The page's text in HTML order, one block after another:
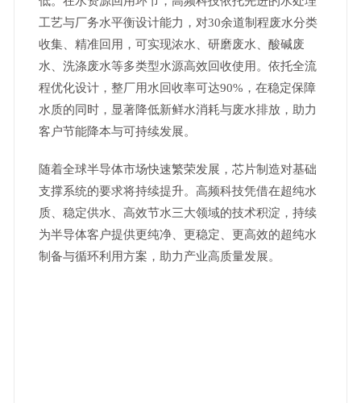
工艺与厂务水平衡设计能力，对30余道制程废水分类
收集、精准回用，可实现浓水、研磨废水、酸碱废
水、洗涤废水等多类型水源高效回收使用。依托全流
程优化设计，整厂用水回收率可达90%，在稳定保障
水质的同时，显著降低新鲜水消耗与废水排放，助力
客户节能降本与可持续发展。
随着全球半导体市场快速繁荣发展，芯片制造对基础
支撑系统的要求将持续提升。高频科技凭借在超纯水
质、稳定供水、高效节水三大领域的技术积淀，持续
为半导体客户提供更纯净、更稳定、更高效的超纯水
制备与循环利用方案，助力产业高质量发展。